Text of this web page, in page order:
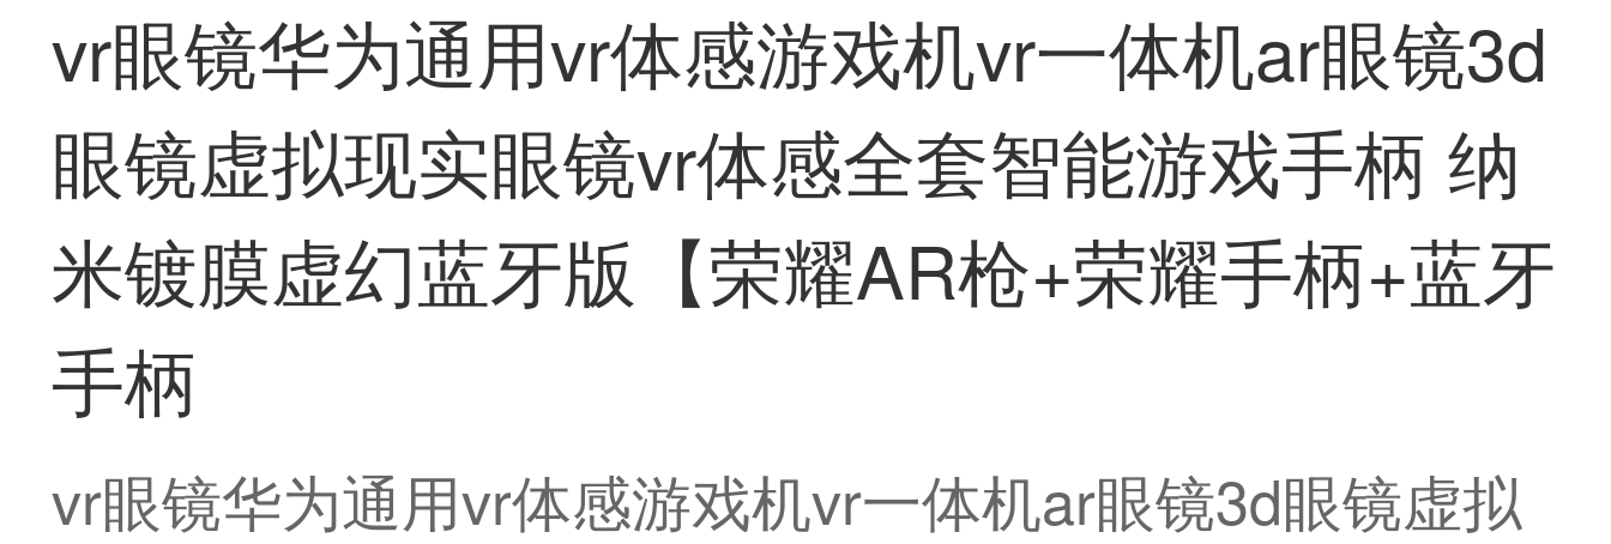
vr眼镜华为通用vr体感游戏机vr一体机ar眼镜3d
眼镜虚拟现实眼镜vr体感全套智能游戏手柄 纳
米镀膜虚幻蓝牙版【荣耀AR枪+荣耀手柄+蓝牙
手柄
vr眼镜华为通用vr体感游戏机vr一体机ar眼镜3d眼镜虚拟